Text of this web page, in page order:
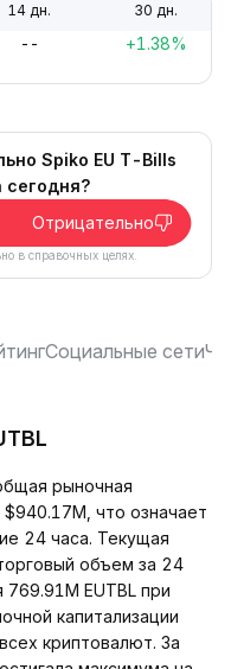
14 дн. 30 дн.
-- +1.38%
Spiko EU T-Bills
сегодня?
Отрицательно
в справочных целях.
Социальные сети
рыночная
$940.17M, что означает
24 часа. Текущая
объем за 24
EUTBL при
капитализации
криптовалют. За